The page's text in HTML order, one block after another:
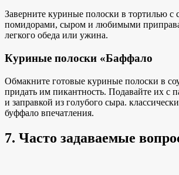
Заверните куриные полоски в тортилью с
помидорами, сыром и любимыми
легкого обеда или ужина.
Куриные полоски «Баффало
Обмакните готовые куриные полоски в
придать им пикантность. Подавайте их с
и заправкой из голубого сыра.
буффало впечатления.
7. Часто задаваемые